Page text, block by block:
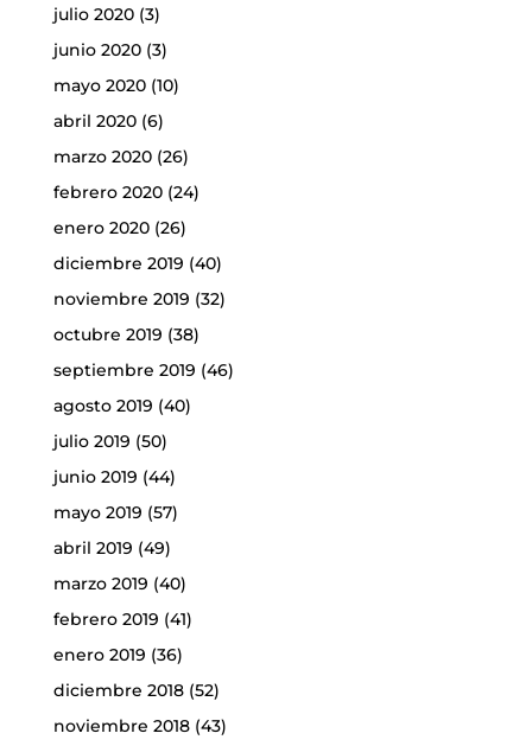
julio 2020(3)
junio 2020(3)
mayo 2020(10)
abril 2020(6)
marzo 2020(26)
febrero 2020(24)
enero 2020(26)
diciembre 2019 (40)
noviembre 2019 (32)
octubre 2019 (38)
septiembre 2019 (46)
agosto 2019 (40)
julio 2019 (50)
junio 2019 (44)
mayo 2019 (57)
abril 2019 (49)
marzo 2019 (40)
febrero 2019 (41)
enero 2019 (36)
diciembre 2018(52)
noviembre 2018(43)